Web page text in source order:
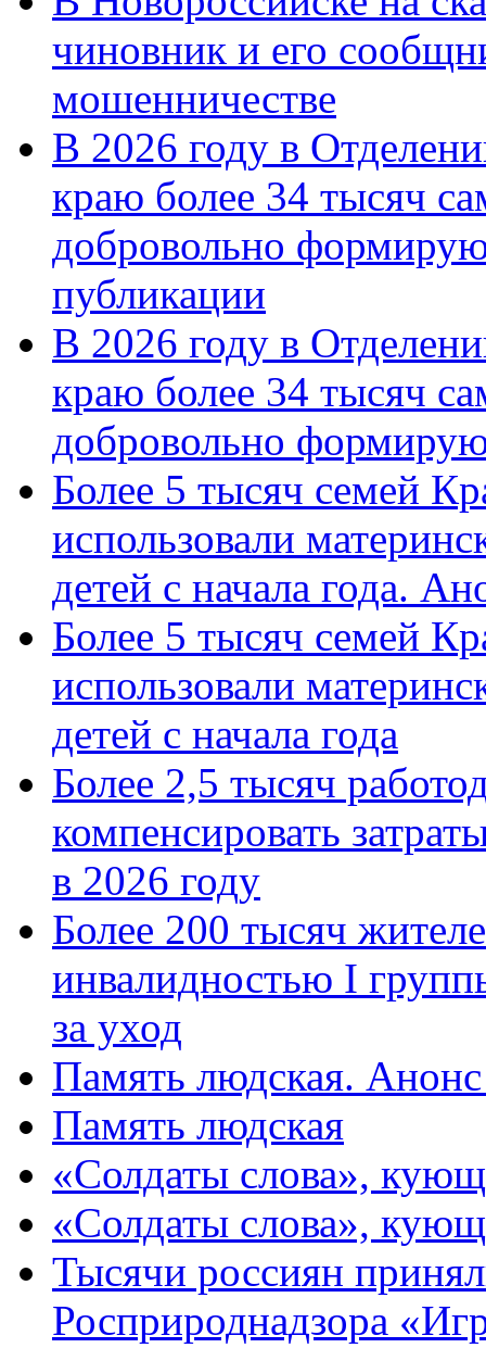
чиновник и его
мошенничестве
В 2026 году в
краю более 34 тысяч
добровольно
публикации
В 2026 году в
краю более 34 тысяч
добровольно
Более 5 тысяч семей
использовали
детей с начала года.
Более 5 тысяч семей
использовали
детей с начала года
Более 2,5 тысяч
компенсировать
в 2026 году
Более 200 тысяч
инвалидностью I
за уход
Память людская.
Память людская
«Солдаты слова»,
«Солдаты слова»,
Тысячи россиян
Росприроднадзора